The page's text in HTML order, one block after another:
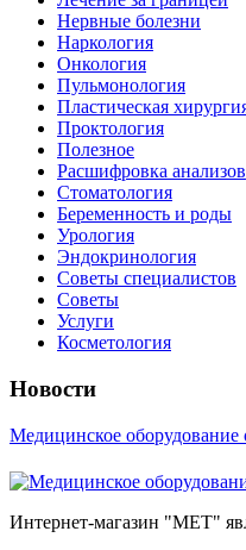
Нервные болезни
Наркология
Онкология
Пульмонология
Пластическая
Проктология
Полезное
Расшифровка анализов
Стоматология
Беременность и роды
Урология
Эндокринология
Советы специалистов
Советы
Услуги
Косметология
Новости
Медицинское
Интернет-магазин "МЕТ"